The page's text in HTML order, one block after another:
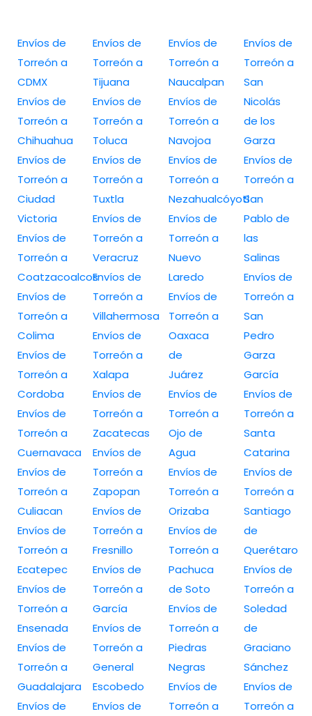
Envíos de
Torreón a
CDMX
Envíos de
Torreón a
Chihuahua
Envíos de
Torreón a
Ciudad
Victoria
Envíos de
Torreón a
Coatzacoalcos
Envíos de
Torreón a
Colima
Envíos de
Torreón a
Cordoba
Envíos de
Torreón a
Cuernavaca
Envíos de
Torreón a
Culiacan
Envíos de
Torreón a
Ecatepec
Envíos de
Torreón a
Ensenada
Envíos de
Torreón a
Guadalajara
Envíos de
Envíos de
Torreón a
Tijuana
Envíos de
Torreón a
Toluca
Envíos de
Torreón a
Tuxtla
Envíos de
Torreón a
Veracruz
Envíos de
Torreón a
Villahermosa
Envíos de
Torreón a
Xalapa
Envíos de
Torreón a
Zacatecas
Envíos de
Torreón a
Zapopan
Envíos de
Torreón a
Fresnillo
Envíos de
Torreón a
García
Envíos de
Torreón a
General
Escobedo
Envíos de
Envíos de
Torreón a
Naucalpan
Envíos de
Torreón a
Navojoa
Envíos de
Torreón a
Nezahualcóyotl
Envíos de
Torreón a
Nuevo
Laredo
Envíos de
Torreón a
Oaxaca
de
Juárez
Envíos de
Torreón a
Ojo de
Agua
Envíos de
Torreón a
Orizaba
Envíos de
Torreón a
Pachuca
de Soto
Envíos de
Torreón a
Piedras
Negras
Envíos de
Torreón a
Envíos de
Torreón a
San
Nicolás
de los
Garza
Envíos de
Torreón a
San
Pablo de
las
Salinas
Envíos de
Torreón a
San
Pedro
Garza
García
Envíos de
Torreón a
Santa
Catarina
Envíos de
Torreón a
Santiago
de
Querétaro
Envíos de
Torreón a
Soledad
de
Graciano
Sánchez
Envíos de
Torreón a